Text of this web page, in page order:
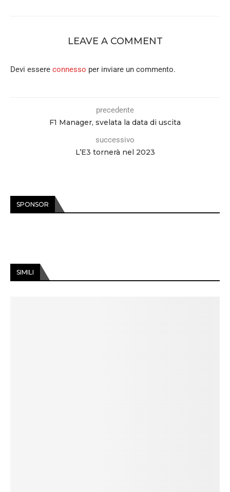
LEAVE A COMMENT
Devi essere connesso per inviare un commento.
precedente
F1 Manager, svelata la data di uscita
successivo
L’E3 tornerà nel 2023
SPONSOR
SIMILI